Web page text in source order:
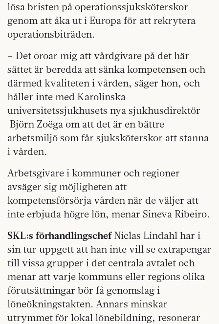
lösa bristen på operationssjuksköterskor
genom att åka ut i Europa för att rekrytera
operationsbiträden.
– Det oroar mig att vårdgivare på det här
sättet är beredda att sänka kompetensen och
därmed kvaliteten i vården, säger hon, och
håller inte med Karolinska
universitetssjukhusets nya sjukhusdirektör
Björn Zoëga om att det är en bättre
arbetsmiljö som får sjuksköterskor att stanna
i vården.
Arbetsgivare i kommuner och regioner
avsäger sig möjligheten att
kompetensförsörja vården när de väljer att
inte erbjuda högre lön, menar Sineva Ribeiro.
SKL:s förhandlingschefNiclas Lindahl har i
sin tur uppgett att han inte vill se extrapengar
till vissa grupper i det centrala avtalet och
menar att varje kommuns eller regions olika
förutsättningar bör få genomslag i
löneökningstakten. Annars minskar
utrymmet för lokal lönebildning, resonerar